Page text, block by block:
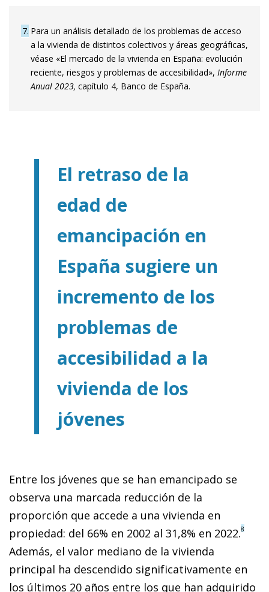
7 Para un análisis detallado de los problemas de acceso
a la vivienda de distintos colectivos y áreas geográficas,
véase «El mercado de la vivienda en España: evolución
reciente, riesgos y problemas de accesibilidad», Informe
Anual 2023, capítulo 4, Banco de España.
El retraso de la
edad de
emancipación en
España sugiere un
incremento de los
problemas de
accesibilidad a la
vivienda de los
jóvenes
Entre los jóvenes que se han emancipado se
observa una marcada reducción de la
proporción que accede a una vivienda en
propiedad: del 66% en 2002 al 31,8% en 2022.8
Además, el valor mediano de la vivienda
principal ha descendido significativamente en
los últimos 20 años entre los que han adquirido